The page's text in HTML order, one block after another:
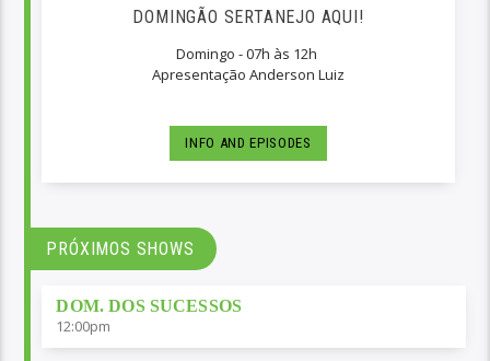
DOMINGÃO SERTANEJO AQUI!
Domingo - 07h às 12h
Apresentação Anderson Luiz
INFO AND EPISODES
PRÓXIMOS SHOWS
DOM. DOS SUCESSOS
12:00pm